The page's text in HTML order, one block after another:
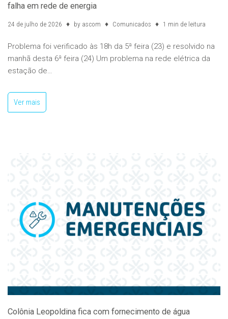
falha em rede de energia
24 de julho de 2026 by ascom Comunicados 1 min de leitura
Problema foi verificado às 18h da 5ª feira (23) e resolvido na
manhã desta 6ª feira (24) Um problema na rede elétrica da
estação de…
Ver mais
Colônia Leopoldina fica com fornecimento de água